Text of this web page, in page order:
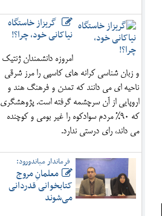
گریزاز خاستگاه
نیاکانی خود، چرا؟!
امروزه دانشمندان ژنتیک
و زبان شناسی کرانه های کاسپی را مرز شرقی
ناحیه ای می دانند که تمدن و فرهنگ هند و
اروپایی از آن سرچشمه گرفته است. پژوهشگری
که 90% مردم سوادکوه را غیر بومی و کوچنده
می داند، رای درستی ندارد.
فرماندار میاندورود:
معلمانِ مروج
کتابخوانی قدردانی
می‌شوند